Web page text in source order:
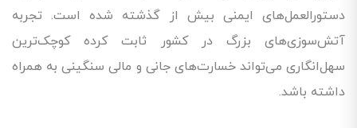
دستورالعمل‌های ایمنی بیش از گذشته شده است. تجربه
آتش‌سوزی‌های بزرگ در کشور ثابت کرده کوچک‌ترین
سهل‌انگاری می‌تواند خسارت‌های جانی و مالی سنگینی به همراه
داشته باشد.